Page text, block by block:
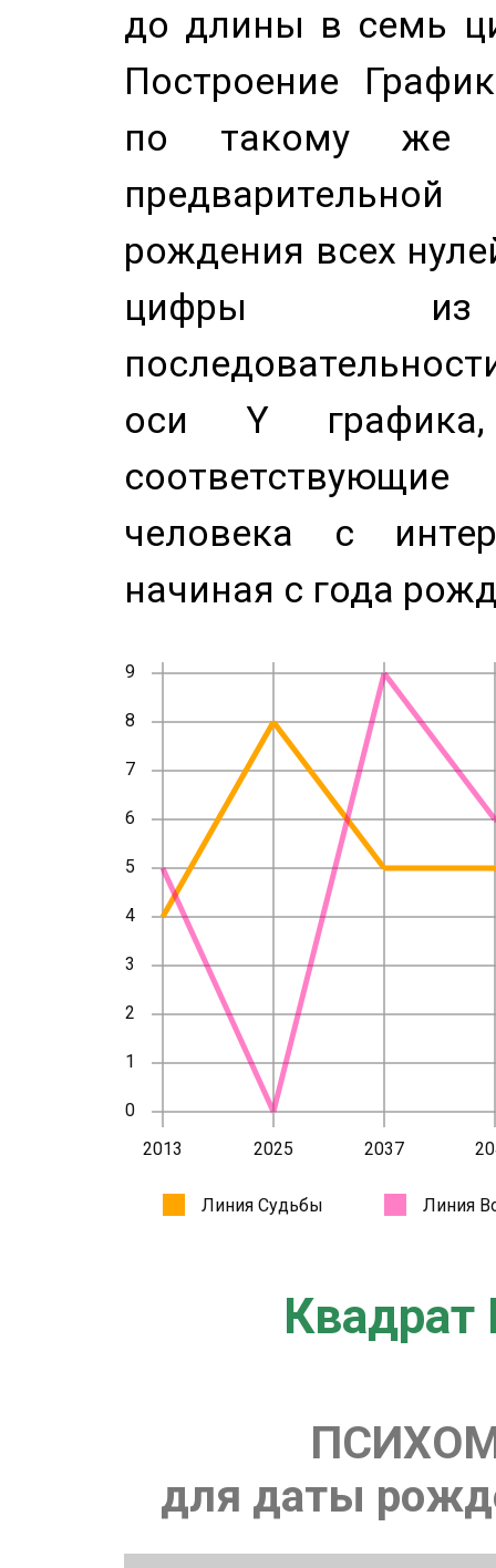
до длины в семь
Построение
по такому же
рождения всех
цифры из
оси Y
человека с
начиная с года
Квадрат
для даты